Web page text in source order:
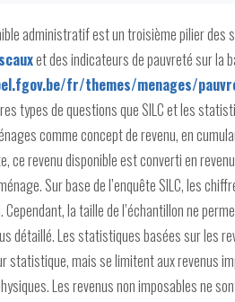
administratif est un troisième pilier
et des indicateurs de pauvreté sur la
fr/themes/menages/
types de questions que SILC et les
comme concept de revenu, en
ce revenu disponible est converti en
Sur base de l’enquête SILC, les
Cependant, la taille de l’échantillon ne
détaillé. Les statistiques basées sur les
statistique, mais se limitent aux revenus
Les revenus non imposables ne